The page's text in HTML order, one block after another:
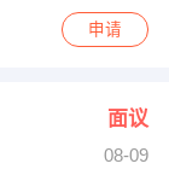
申请
面议
08-09